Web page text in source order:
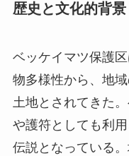
や護符としても利
の神秘を敬い、多
いる。
また、ベッケイマ
文化遺産に沿って